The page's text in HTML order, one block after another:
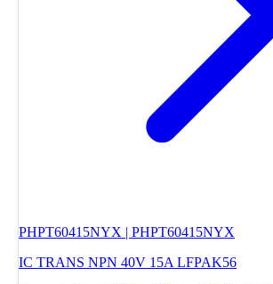
PHPT60415NYX | PHPT60415NYX
IC TRANS NPN 40V 15A LFPAK56